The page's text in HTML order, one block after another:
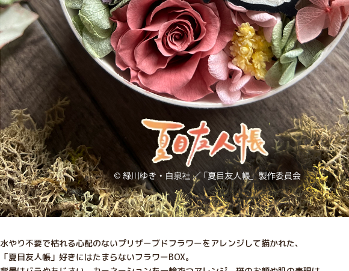
水やり不要で枯れる心配のないプリザーブドフラワーをアレンジして描かれた、
「夏目友人帳」好きにはたまらないフラワーBOX。